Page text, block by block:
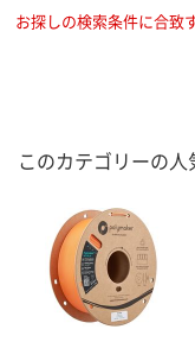
お探しの検索条件に合致
このカテゴリーの人